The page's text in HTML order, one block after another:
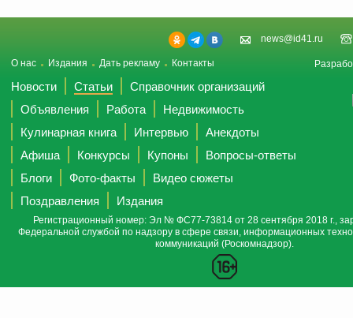
news@id41.ru
О нас Издания Дать рекламу Контакты
Новости Статьи
Справочник организаций
Объявления
Работа
Недвижимость
Кулинарная книга
Интервью
Анекдоты
Афиша
Конкурсы Купоны
Вопросы-ответы
Блоги
Фото-факты
Видео сюжеты
Поздравления
Издания
Регистрационный номер: Эл № ФС77-73814 от 28 сентября 2018 г.,
Федеральной службой по надзору в сфере связи, информационных
коммуникаций (Роскомнадзор).